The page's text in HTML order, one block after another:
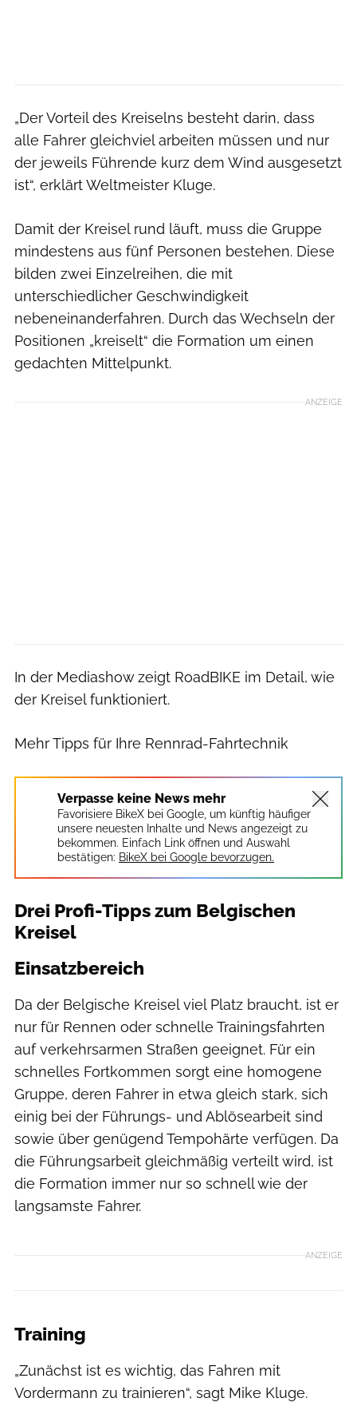
„Der Vorteil des Kreiselns besteht darin, dass
alle Fahrer gleichviel arbeiten müssen und nur
der jeweils Führende kurz dem Wind ausgesetzt
ist“, erklärt Weltmeister Kluge.
Damit der Kreisel rund läuft, muss die Gruppe
mindestens aus fünf Personen bestehen. ­Diese
bilden zwei Einzelreihen, die mit
unterschiedlicher Geschwindigkeit
nebeneinanderfahren. Durch das Wechseln der
Positionen „kreiselt“ die Formation um einen
gedachten Mittelpunkt.
ANZEIGE
In der Mediashow zeigt RoadBIKE im Detail, wie
der Kreisel funktioniert.
Mehr Tipps für Ihre Rennrad-Fahrtechnik
Verpasse keine News mehr
Favorisiere BikeX bei Google, um künftig häufiger
unsere neuesten Inhalte und News angezeigt zu
bekommen. Einfach Link öffnen und Auswahl
bestätigen: BikeX bei Google bevorzugen.
Drei Profi-Tipps zum Belgischen
Kreisel
Einsatzbereich
Da der Belgische Kreisel viel Platz braucht, ist er
nur für Rennen oder schnelle Trainingsfahrten
auf verkehrsarmen Straßen geeignet. Für ein
schnelles Fortkommen sorgt eine homogene
Gruppe, deren Fahrer in etwa gleich stark, sich
einig bei der Führungs- und Ablösearbeit sind
sowie über genügend Tempohärte verfügen. Da
die Führungsarbeit gleichmäßig verteilt wird, ist
die Formation immer nur so schnell wie der
langsamste Fahrer.
ANZEIGE
Training
„Zunächst ist es wichtig, das Fah­ren mit
Vordermann zu trainieren“, sagt Mike Kluge.